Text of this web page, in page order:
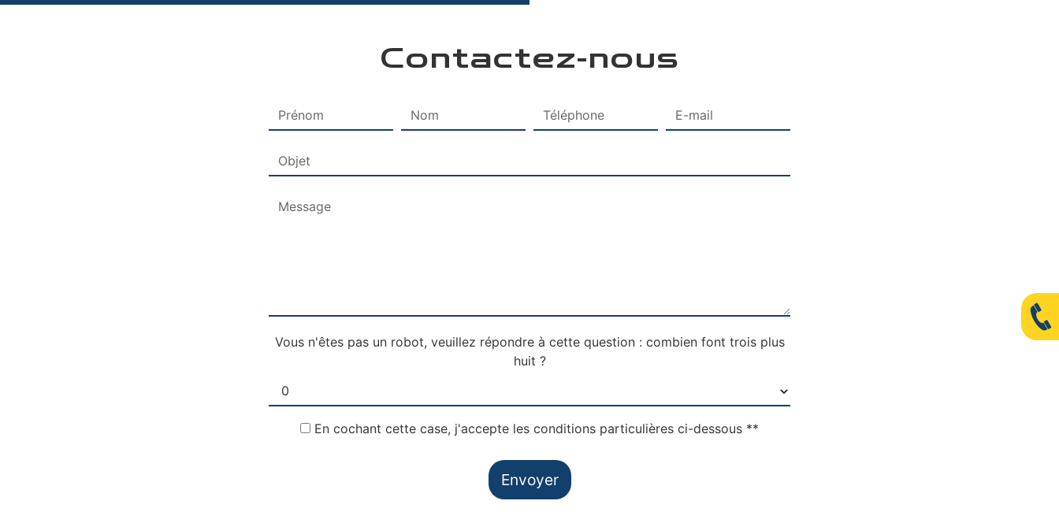
Contactez-nous
Vous n'êtes pas un robot, veuillez répondre à cette question : combien font trois plus
huit ?
En cochant cette case, j'accepte les conditions particulières ci-dessous **
Envoyer